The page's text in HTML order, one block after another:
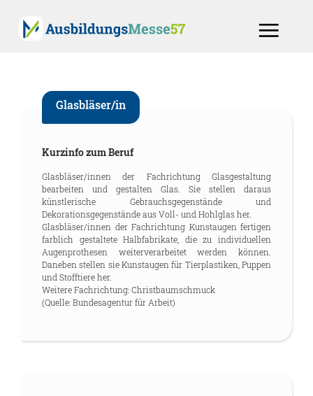
Glasbläser/in
Kurzinfo zum Beruf
Glasbläser/innen der Fachrichtung Glasgestaltung
bearbeiten und gestalten Glas. Sie stellen daraus
künstlerische Gebrauchsgegenstände und
Dekorationsgegenstände aus Voll- und Hohlglas her.
Glasbläser/innen der Fachrichtung Kunstaugen fertigen
farblich gestaltete Halbfabrikate, die zu individuellen
Augenprothesen weiterverarbeitet werden können.
Daneben stellen sie Kunstaugen für Tierplastiken, Puppen
und Stofftiere her.
Weitere Fachrichtung: Christbaumschmuck
(Quelle: Bundesagentur für Arbeit)